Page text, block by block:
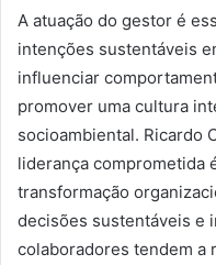
A atuação do gestor é
intenções sustentáveis
influenciar
promover uma cultura
socioambiental. Ricardo
liderança comprometida
transformação
decisões sustentáveis e
colaboradores tendem a